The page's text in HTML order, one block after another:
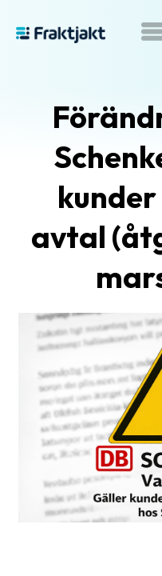
What
Help?
FAQ
Glossary
Packing
Shipping
documents
Printer
settings
avtal